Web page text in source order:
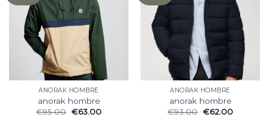
ANORAK HOMBRE
anorak hombre
€95.00 €63.00
ANORAK HOMBRE
anorak hombre
€93.00 €62.00